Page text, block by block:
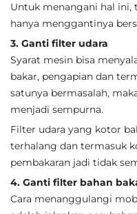
Untuk menangani hal ini,
hanya menggantinya
3. Ganti filter udara
Syarat mesin bisa
bakar, pengapian dan
satunya bermasalah,
menjadi sempurna.
Filter udara yang kotor
terhalang dan termasuk
pembakaran jadi tidak
4. Ganti filter bahan
Cara menanggulangi